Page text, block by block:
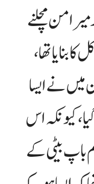
من مچلنے
بنایا تھا،
نے ایسا
کیونکہ اس
باپ بیٹی کے